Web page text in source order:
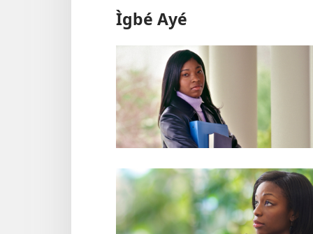
Ìgbé Ayé